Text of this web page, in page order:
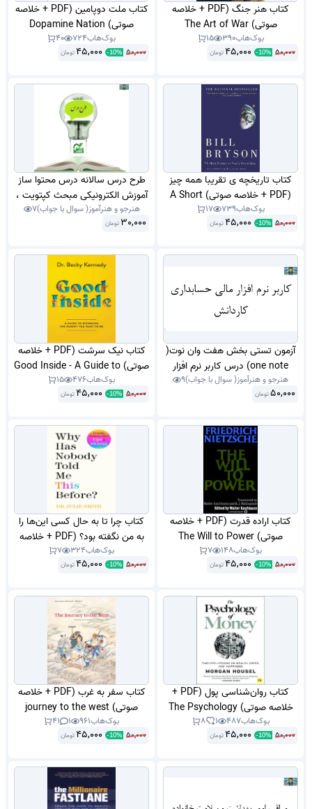
کتاب هنر جنگ (PDF + خلاصه
صوتی) The Art of War
بوک‌هاب390
15
50,000
-10%
45,000 تومان
کتاب ملت دوپامین (PDF + خلاصه
صوتی) Dopamine Nation
بوک‌هاب724
40
50,000
-10%
45,000 تومان
کتاب تاریخچه ی تقریبا همه چیز
(PDF + خلاصه صوتی) A Short
History of Nearly Everything
بوک‌هاب739
17
50,000
-10%
45,000 تومان
طرح درس سالانه درس محتوا ساز
آموزش الکترونیکی مبحث کپتویت ،
اتوپلی ( captivate . Auto play
Media Studio ) .
هنرجو و هنرآموز( سوال با جواب)7
30,000 تومان
آزمون تستی بخش هفت وان نوت(
one note) درس کاربر نرم افزار
مالی پایه دهم حسابداری شاخه
کاردانش اردیبهشت 1404 با جواب.
هنرجو و هنرآموز( سوال با جواب)9
50,000تومان
کتاب نیک سرشت (PDF + خلاصه
صوتی) Good Inside - A Guide to
Becoming the Parent You
Want to Be
بوک‌هاب476
15
50,000
-10%
45,000 تومان
کتاب اراده قدرت (PDF + خلاصه
صوتی) The Will to Power
بوک‌هاب148
7
50,000
-10%
45,000 تومان
کتاب چرا تا به حال کسی این‌ها را
به من نگفته بود؟ (PDF + خلاصه
صوتی) Why Has Nobody Told
Me This Before
بوک‌هاب324
7
50,000
-10%
45,000 تومان
کتاب روان‌شناسی پول (PDF +
خلاصه صوتی) The Psychology
of Moneyبوک‌هاب487
1
8
50,000
-10%
45,000 تومان
کتاب سفر به غرب (PDF + خلاصه
صوتی) journey to the west
بوک‌هاب961
1
41
50,000
-10%
45,000 تومان